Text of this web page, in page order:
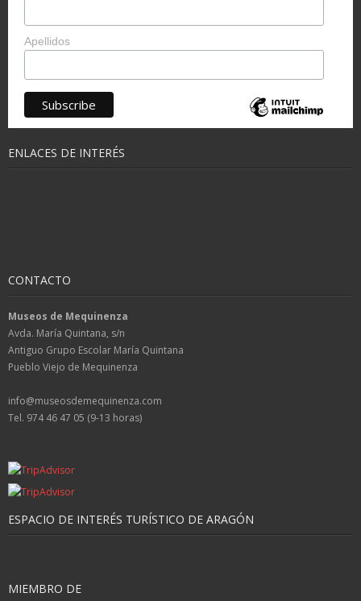
Apellidos
ENLACES DE INTERÉS
CONTACTO
Museos de Mequinenza
Avda. María Quintana, s/n
Antiguo Grupo Escolar María Quintana
Pueblo Viejo de Mequinenza
info@museosdemequinenza.com
Tel. 974 46 47 05 (9-13 horas)
ESPACIO DE INTERÉS TURÍSTICO DE ARAGÓN
MIEMBRO DE